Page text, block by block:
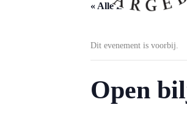
« Alle Evenementen
Dit evenement is voorbij.
Open